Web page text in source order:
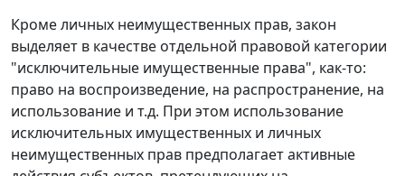
Кроме личных неимущественных прав, закон
выделяет в качестве отдельной правовой категории
"исключительные имущественные права", как-то:
право на воспроизведение, на распространение, на
использование и т.д. При этом использование
исключительных имущественных и личных
неимущественных прав предполагает активные